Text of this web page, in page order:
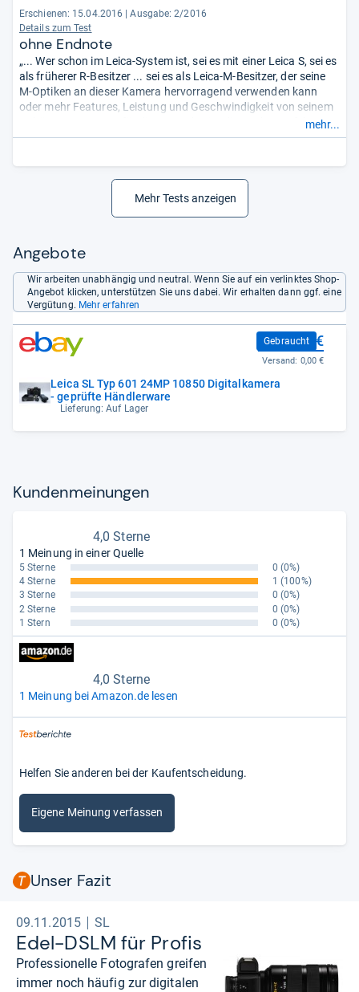
Erschienen: 15.04.2016
Ausgabe: 2/2016
Details zum Test
ohne Endnote
„... Wer schon im Leica-System ist, sei es mit einer Leica S, sei es
als früherer R-Besitzer ... sei es als Leica-M-Besitzer, der seine
M-Optiken an dieser Kamera hervorragend verwenden kann
oder mehr Features, Leistung und Geschwindigkeit von seinem
Gehäuse erwartet – für diese Kunden ist die SL das perfekte
Leica-Gerät. Und wer schöne Kameras mit überragender Haptik
mehr...
Mehr Tests anzeigen
Angebote
Wir arbeiten unabhängig und neutral. Wenn Sie auf ein verlinktes Shop-
Angebot klicken, unterstützen Sie uns dabei. Wir erhalten dann ggf. eine
Vergütung. Mehr erfahren
Leica SL Typ 601 24MP 10850 Digitalkamera
- geprüfte Händlerware
Lieferung: Auf Lager
Gebraucht
1.369,00 €
Versand: 0,00 €
Kun­den­mei­nun­gen
4,0 Sterne
1 Meinung in einer Quelle
5 Sterne 0 (0%)
4 Sterne
1 (100%)
3 Sterne
0 (0%)
2 Sterne
0 (0%)
1 Stern
0 (0%)
4,0 Sterne
1 Meinung bei Amazon.de lesen
Helfen Sie anderen bei der Kaufentscheidung.
Eigene Meinung verfassen
Unser Fazit
09.11.2015 SL
Edel-​DSLM für Pro­fis
Professionelle Fotografen greifen
immer noch häufig zur digitalen